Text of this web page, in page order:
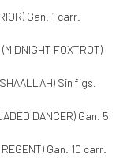
Gan. 1 carr.
(MIDNIGHT FOXTROT)
Sin figs.
DANCER) Gan. 5
Gan. 10 carr.